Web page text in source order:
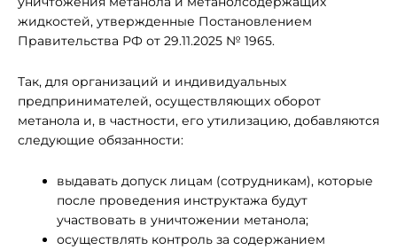
жидкостей, утвержденные Постановлением
Правительства РФ от 29.11.2025 № 1965.
Так, для организаций и индивидуальных
предпринимателей, осуществляющих оборот
метанола и, в частности, его утилизацию, добавляются
следующие обязанности:
выдавать допуск лицам (сотрудникам), которые
после проведения инструктажа будут
участвовать в уничтожении метанола;
осуществлять контроль за содержанием